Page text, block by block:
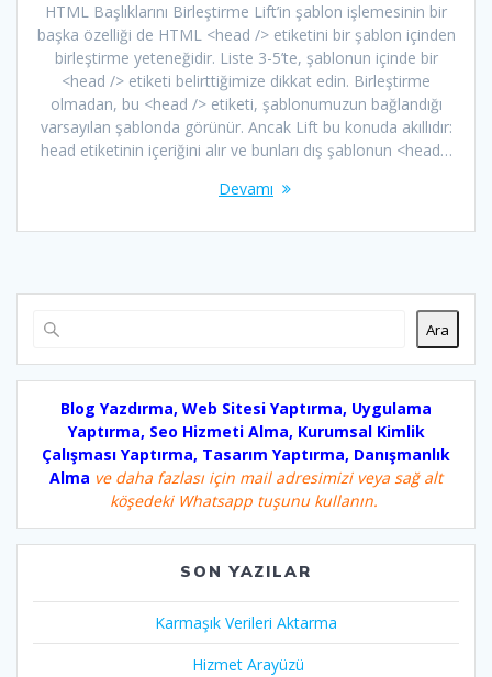
HTML Başlıklarını Birleştirme Lift’in şablon işlemesinin bir
başka özelliği de HTML <head /> etiketini bir şablon içinden
birleştirme yeteneğidir. Liste 3-5’te, şablonun içinde bir
<head /> etiketi belirttiğimize dikkat edin. Birleştirme
olmadan, bu <head /> etiketi, şablonumuzun bağlandığı
varsayılan şablonda görünür. Ancak Lift bu konuda akıllıdır:
head etiketinin içeriğini alır ve bunları dış şablonun <head…
Devamı
Ara
Blog Yazdırma, Web Sitesi Yaptırma, Uygulama
Yaptırma, Seo Hizmeti Alma, Kurumsal Kimlik
Çalışması Yaptırma, Tasarım Yaptırma, Danışmanlık
Alma ve daha fazlası için mail adresimizi veya sağ alt
köşedeki Whatsapp tuşunu kullanın.
SON YAZILAR
Karmaşık Verileri Aktarma
Hizmet Arayüzü